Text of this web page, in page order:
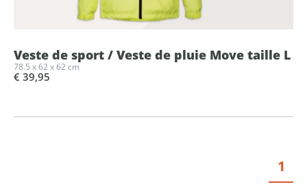
Veste de sport / Veste de pluie Move taille L
78.5 x 62 x 62 cm
€ 39,95
1